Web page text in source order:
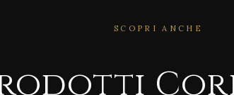
SCOPRI ANCHE